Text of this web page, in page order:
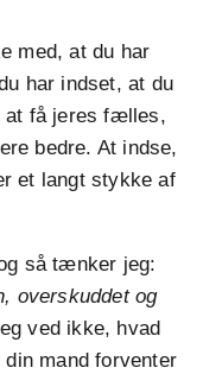
med, at du har
har indset, at du
få jeres fælles,
bedre. At indse,
et langt stykke af
så tænker jeg:
overskuddet og
ved ikke, hvad
mand forventer